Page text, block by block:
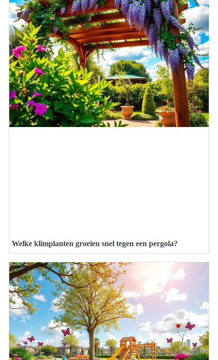
Welke klimplanten groeien snel tegen een pergola?